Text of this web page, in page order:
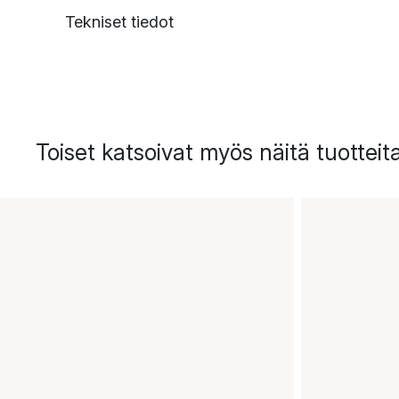
Tekniset tiedot
Toiset katsoivat myös näitä